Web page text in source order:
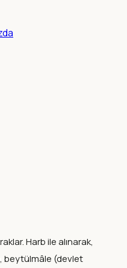
Harb ile alınarak,
beytülmâle (devlet